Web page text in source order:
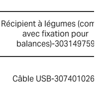
Récipient à légumes
avec fixation pour
balances)-303149759
Câble USB-3074010267